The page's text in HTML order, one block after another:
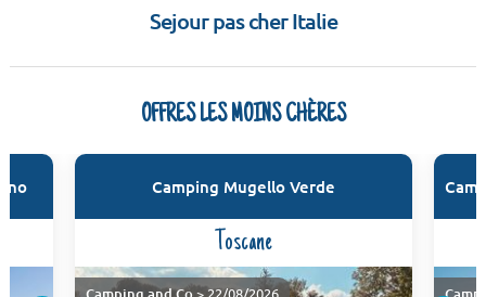
Sejour pas cher Italie
OFFRES LES MOINS CHÈRES
Camping Mugello Verde
Toscane
> 22/08/2026